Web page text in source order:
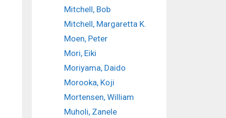
Mitchell, Bob
Mitchell, Margaretta K.
Moen, Peter
Mori, Eiki
Moriyama, Daido
Morooka, Koji
Mortensen, William
Muholi, Zanele